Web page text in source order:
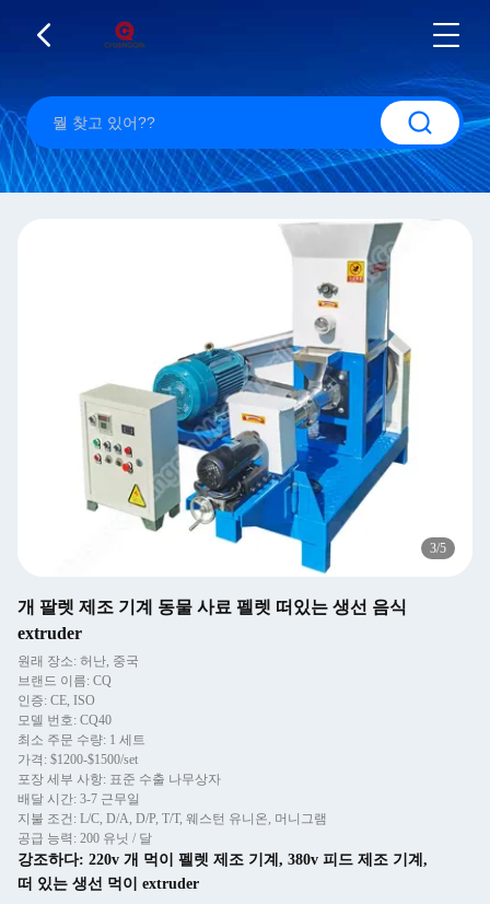
3/5
개 팔렛 제조 기계 동물 사료 펠렛 떠있는 생선 음식
extruder
원래 장소: 허난, 중국
브랜드 이름: CQ
인증: CE, ISO
모델 번호: CQ40
최소 주문 수량: 1 세트
가격: $1200-$1500/set
포장 세부 사항: 표준 수출 나무상자
배달 시간: 3-7 근무일
지불 조건: L/C, D/A, D/P, T/T, 웨스턴 유니온, 머니그램
공급 능력: 200 유닛 / 달
강조하다: 220v 개 먹이 펠렛 제조 기계 , 380v 피드 제조 기계 ,
떠 있는 생선 먹이 extruder